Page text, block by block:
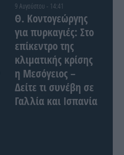
9 Αυγούστου - 14:41
Θ. Κοντογεώργης
για πυρκαγιές: Στο
επίκεντρο της
κλιματικής κρίσης
η Μεσόγειος –
Δείτε τι συνέβη σε
Γαλλία και Ισπανία